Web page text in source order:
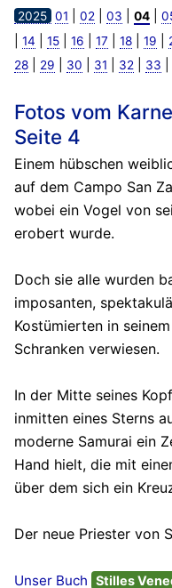
2025 01 02 03 04|
14 15| 16 17 18| 19
28| 29 30 31 32 33
Fotos vom
Seite 4
Einem hübschen
auf dem Campo San
wobei ein Vogel von
erobert wurde.
Doch sie alle wurden
imposanten,
Kostümierten in
Schranken verwiesen.
In der Mitte seines
inmitten eines Sterns
moderne Samurai ein
Hand hielt, die mit
über dem sich ein
Der neue Priester von
Unser Buch Stilles